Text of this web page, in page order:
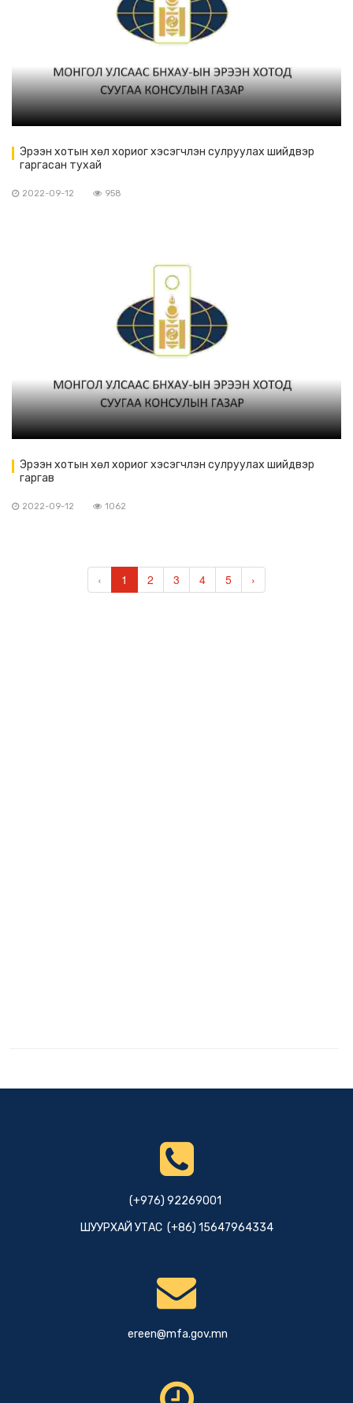
Эрээн хотын хөл хориог хэсэгчлэн сулруулах шийдвэр
гаргасан тухай
2022-09-12 958
Эрээн хотын хөл хориог хэсэгчлэн сулруулах шийдвэр
гаргав
2022-09-12 1062
‹ 1 2 3 4 5 ›
(+976) 92269001
ШУУРХАЙ УТАС (+86) 15647964334
ereen@mfa.gov.mn